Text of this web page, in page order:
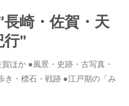
崎・佐賀・天
行"
ほか ●風景・史跡・古写真・
き・標石・戦跡 ●江戸期の「み